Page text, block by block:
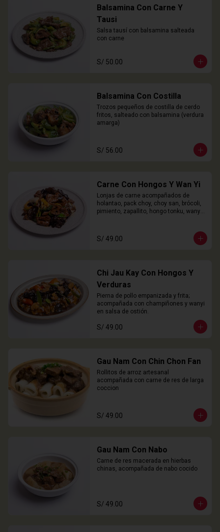
Balsamina Con Carne Y
Tausi
Salsa tausí con balsamina salteada
con carne
S/ 50.00
Balsamina Con Costilla
Trozos pequeños de costilla de cerdo
fritos, salteado con balsamina (verdura
amarga)
S/ 56.00
Carne Con Hongos Y Wan Yi
Lonjas de carne acompañados de
holantao, pack choy, choy san, brócoli,
pimiento, zapallito, hongo tonku, wanyi
S/ 49.00
Chi Jau Kay Con Hongos Y
Verduras
Pierna de pollo empanizada y frita;
acompañada con champiñones y wanyi
en salsa de ostión.
S/ 49.00
Gau Nam Con Chin Chon Fan
Rollitos de arroz artesanal
acompañada con carne de res de larga
coccion
S/ 49.00
Gau Nam Con Nabo
Carne de res macerada en hierbas
chinas, acompañada de nabo cocido
S/ 49.00